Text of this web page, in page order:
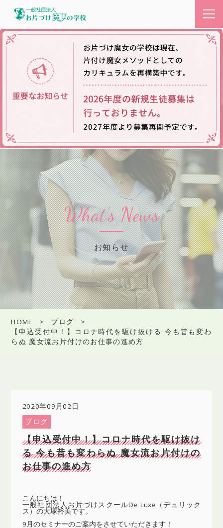
What's News
お知らせ
HOME
ブログ
【申込受付中！】コロナ時代を駆け抜ける 今も昔も変わ
らぬ 魔女流お片付けのお仕事の進め方
2020年09月02日
ブログ
【申込受付中！】コロナ時代を駆け抜け
る 今も昔も変わらぬ 魔女流お片付けの
お仕事の進め方
こんにちは！
一般社団法人お片づけスクールDe Luxe（デュリック
ス）の大塚裕美です。
9月のセミナーのご案内をさせていただきます！